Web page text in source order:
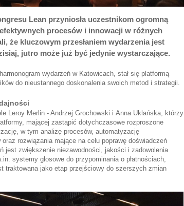
Lean przyniosła uczestnikom ogromną
procesów i innowacji w różnych
że kluczowym przesłaniem wydarzenia jest
jutro może już być jedynie wystarczające.
wydarzeń w Katowicach, stał się platformą
do nieustannego doskonalenia swoich metod i strategii.
Leroy Merlin - Andrzej Grochowski i Anna Uklańska, którzy
mającej zastąpić dotychczasowe rozproszone
w tym analizę procesów, automatyzację
rozwiązania mające na celu poprawę doświadczeń
jest zwiększenie niezawodności, jakości i zadowolenia
systemy głosowe do przypominania o płatnościach,
traktowana jako etap przejściowy do szerszych zmian